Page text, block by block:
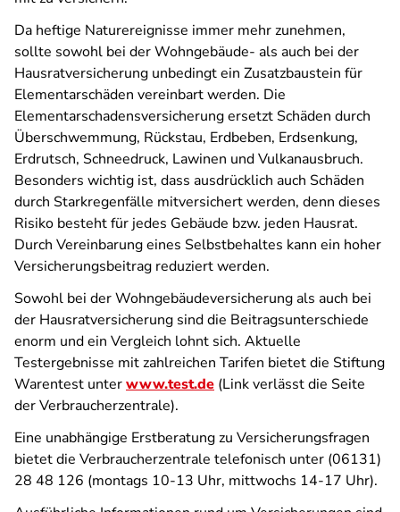
Da heftige Naturereignisse immer mehr zunehmen,
sollte sowohl bei der Wohngebäude- als auch bei der
Hausratversicherung unbedingt ein Zusatzbaustein für
Elementarschäden vereinbart werden. Die
Elementarschadensversicherung ersetzt Schäden durch
Überschwemmung, Rückstau, Erdbeben, Erdsenkung,
Erdrutsch, Schneedruck, Lawinen und Vulkanausbruch.
Besonders wichtig ist, dass ausdrücklich auch Schäden
durch Starkregenfälle mitversichert werden, denn dieses
Risiko besteht für jedes Gebäude bzw. jeden Hausrat.
Durch Vereinbarung eines Selbstbehaltes kann ein hoher
Versicherungsbeitrag reduziert werden.
Sowohl bei der Wohngebäudeversicherung als auch bei
der Hausratversicherung sind die Beitragsunterschiede
enorm und ein Vergleich lohnt sich. Aktuelle
Testergebnisse mit zahlreichen Tarifen bietet die Stiftung
Warentest unterwww.test.de (Link verlässt die Seite
der Verbraucherzentrale).
Eine unabhängige Erstberatung zu Versicherungsfragen
bietet die Verbraucherzentrale telefonisch unter (06131)
28 48 126 (montags 10-13 Uhr, mittwochs 14-17 Uhr).